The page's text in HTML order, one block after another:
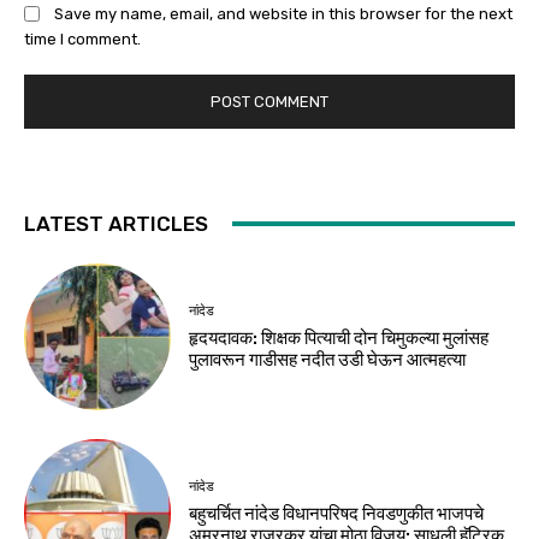
Save my name, email, and website in this browser for the next
time I comment.
LATEST ARTICLES
नांदेड
हृदयदावक: शिक्षक पित्याची दोन चिमुकल्या मुलांसह
पुलावरून गाडीसह नदीत उडी घेऊन आत्महत्या
नांदेड
बहुचर्चित नांदेड विधानपरिषद निवडणुकीत भाजपचे